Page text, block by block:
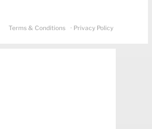
Terms & Conditions · Privacy Policy